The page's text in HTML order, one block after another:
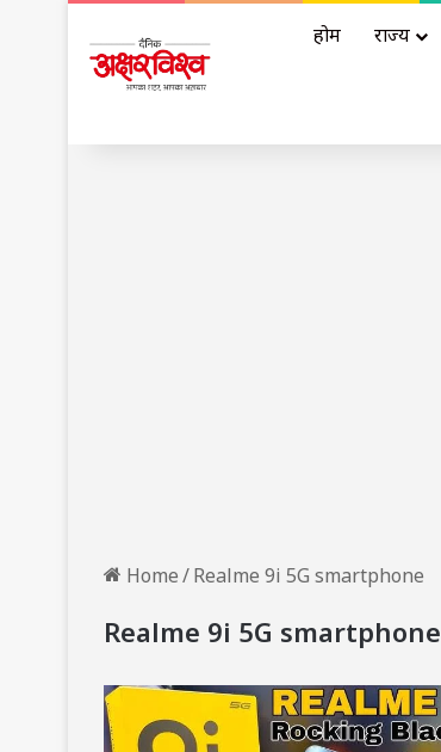
होम राज्य
Home/Realme 9i 5G smartphone
Realme 9i 5G smartphone